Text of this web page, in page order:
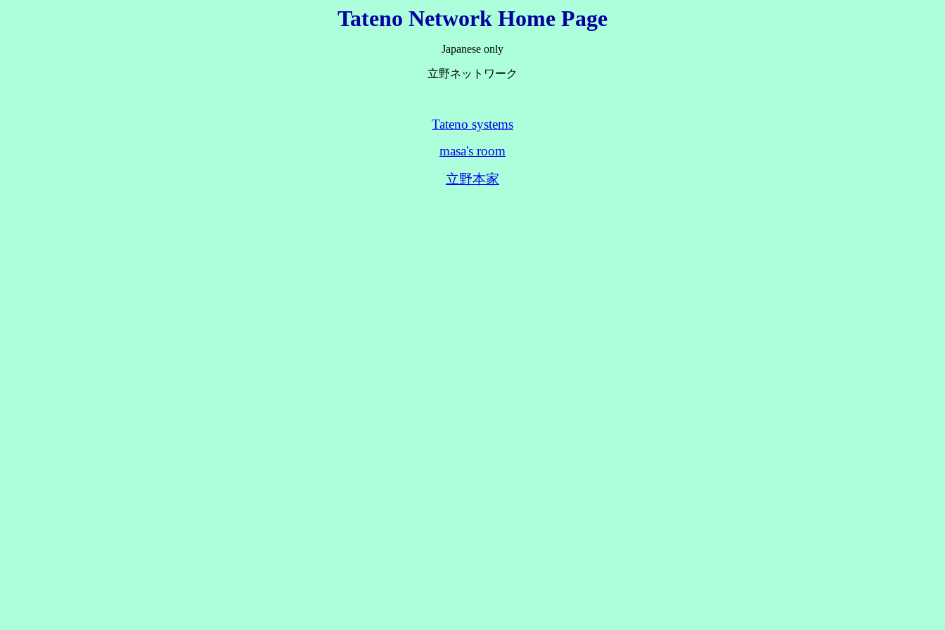
Tateno Network Home Page
Japanese only
立野ネットワーク
Tateno systems
masa's room
立野本家